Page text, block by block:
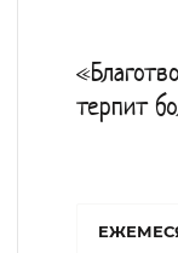
свежем
терпит